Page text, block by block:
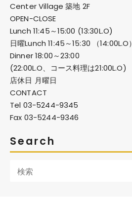
Center Village 築地 2F
OPEN-CLOSE
Lunch 11:45～15:00 (13:30L.O)
日曜Lunch 11:45～15:30 （14:00L.O）
Dinner 18:00～23:00
(22:00L.O、コース料理は21:00L.O)
店休日 月曜日
CONTACT
Tel 03-5244-9345
Fax 03-5244-9346
Search